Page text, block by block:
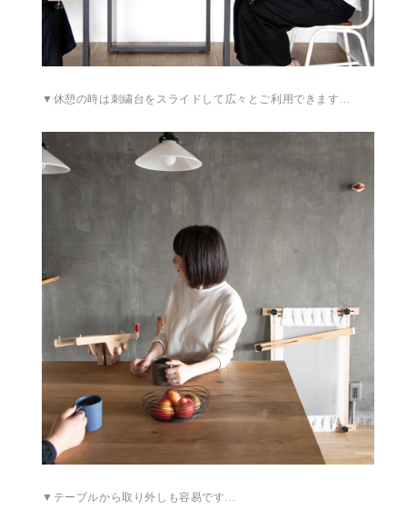
▼休憩の時は刺繍台をスライドして広々とご利用できます…
▼テーブルから取り外しも容易です…